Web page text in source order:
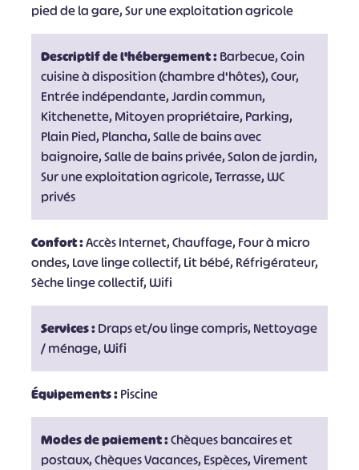
pied de la gare, Sur une exploitation agricole
Descriptif de l'hébergement :Barbecue, Coin
cuisine à disposition (chambre d'hôtes), Cour,
Entrée indépendante, Jardin commun,
Kitchenette, Mitoyen propriétaire, Parking,
Plain Pied, Plancha, Salle de bains avec
baignoire, Salle de bains privée, Salon de jardin,
Sur une exploitation agricole, Terrasse, WC
privés
Confort :Accès Internet, Chauffage, Four à micro
ondes, Lave linge collectif, Lit bébé, Réfrigérateur,
Sèche linge collectif, Wifi
Services :Draps et/ou linge compris, Nettoyage
/ ménage, Wifi
Équipements :Piscine
Modes de paiement :Chèques bancaires et
postaux, Chèques Vacances, Espèces, Virement